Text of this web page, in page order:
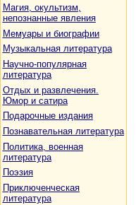
Магия, окультизм,
непознанные явления
Мемуары и биографии
Музыкальная литература
Научно-популярная
литература
Отдых и развлечения.
Юмор и сатира
Подарочные издания
Познавательная литература
Политика, военная
литература
Поэзия
Приключенческая
литература